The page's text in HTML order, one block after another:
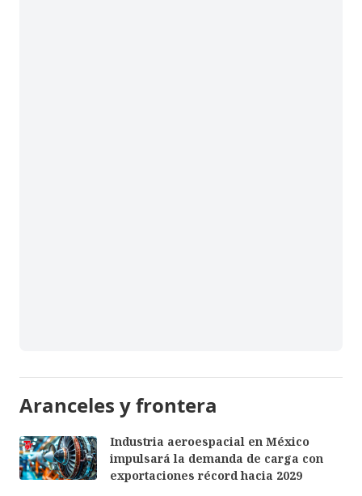
Aranceles y frontera
Industria aeroespacial en México
impulsará la demanda de carga con
exportaciones récord hacia 2029